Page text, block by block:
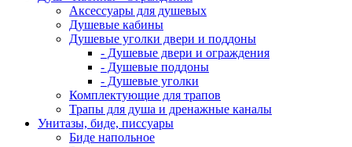
Аксессуары для душевых
Душевые кабины
Душевые уголки двери и поддоны
- Душевые двери и ограждения
- Душевые поддоны
- Душевые уголки
Комплектующие для трапов
Трапы для душа и дренажные каналы
Унитазы, биде, писсуары
Биде напольное